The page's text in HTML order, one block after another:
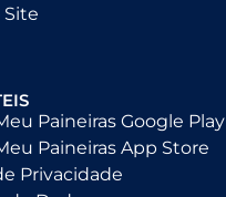
Site
Paineiras Google Play
Paineiras App Store
Privacidade